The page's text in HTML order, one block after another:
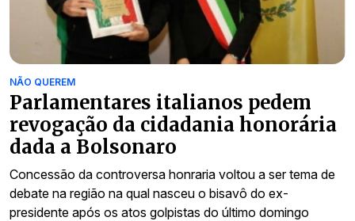
NÃO QUEREM
Parlamentares italianos pedem
revogação da cidadania honorária
dada a Bolsonaro
Concessão da controversa honraria voltou a ser tema de
debate na região na qual nasceu o bisavô do ex-
presidente após os atos golpistas do último domingo